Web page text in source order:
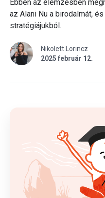
Ebben az elemzésben
az Alani Nu a birodalmát,
stratégiájukból.
Nikolett Lorincz
2025 február 12.